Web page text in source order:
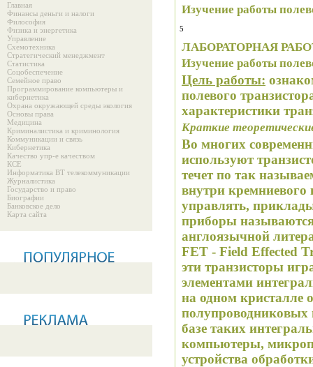
Главная
Финансы деньги и налоги
Философия
Физика и энергетика
Управление
Схемотехника
Стратегический менеджмент
Статистика
Соцобеспечение
Семейное право
Программирование компьютеры и
кибернетика
Охрана окружающей среды экология
Основы права
Медицина
Криминалистика и криминология
Коммуникации и связь
Кибернетика
Качество упр-е качеством
КСЕ
Информатика ВТ телекоммуникации
Журналистика
Государство и право
Биографии
Банковское дело
Карта сайта
Изучение работы
5
ЛАБОРАТОРНАЯ
Изучение работы
Цель работы:
полевого
характеристики
Краткие
Во многих
используют
течет по так
внутри
управлять,
приборы
англоязычной
FET - Field Effected
эти транзисторы
элементами
на одном кристалле
полупроводниковых
базе таких
компьютеры,
устройства